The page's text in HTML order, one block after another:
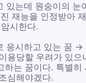
있는데 원숭이의 눈
재능을 인정받아
시한다.
응시하고 있는 꿈 →
용당할 우려가 있으
하는 꿈이다. 특별히
심해야겠다.